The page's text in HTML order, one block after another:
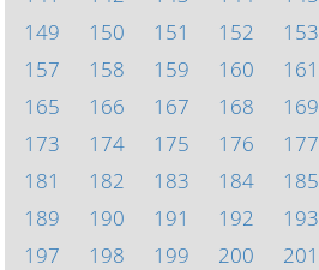
149
150 151 152 153
157
158 159 160 161
165
166 167 168 169
173
174 175 176 177
181
182 183 184 185
189
190 191 192 193
197
198 199 200 201